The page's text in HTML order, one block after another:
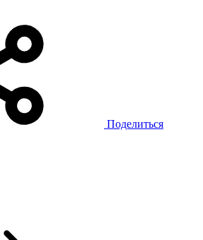
Поделиться